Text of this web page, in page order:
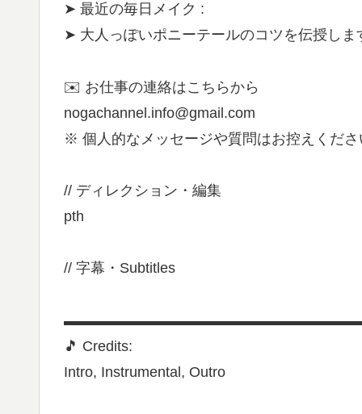
➤ 最近の毎日メイク :
➤ 大人っぽいポニーテールのコツを伝授しま
✉️ お仕事の連絡はこちらから
nogachannel.info@gmail.com
※ 個人的なメッセージや質問はお控えくださ
// ディレクション・編集
pth
// 字幕・Subtitles
🎵 Credits:
Intro, Instrumental, Outro